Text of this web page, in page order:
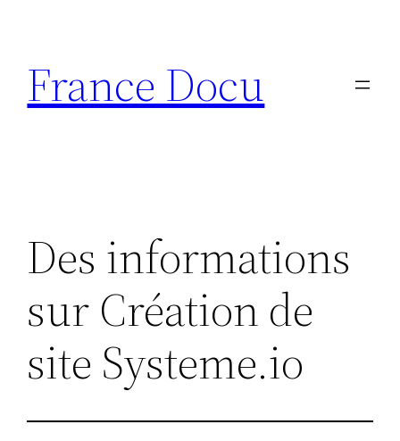
contenu
France Docu
Des informations
sur Création de
site Systeme.io